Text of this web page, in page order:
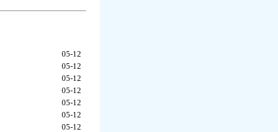
05-12
05-12
05-12
05-12
05-12
05-12
05-12